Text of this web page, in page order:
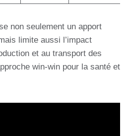
non seulement un apport
limite aussi l’impact
et au transport des
win-win pour la santé et